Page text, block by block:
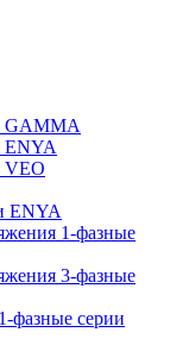
GAMMA
ENYA
VEO
ENYA
1-фазные
3-фазные
фазные серии